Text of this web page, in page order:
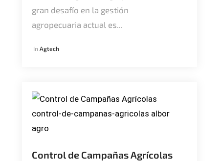
gran desafío en la gestión
agropecuaria actual es...
In Agtech
Control de Campañas Agrícolas